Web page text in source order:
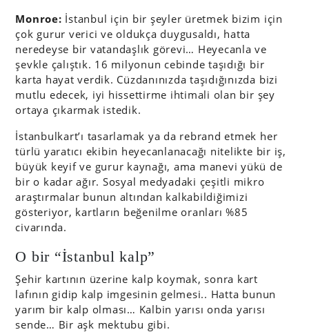
Monroe: İstanbul için bir şeyler üretmek bizim için
çok gurur verici ve oldukça duygusaldı, hatta
neredeyse bir vatandaşlık görevi… Heyecanla ve
şevkle çalıştık. 16 milyonun cebinde taşıdığı bir
karta hayat verdik. Cüzdanınızda taşıdığınızda bizi
mutlu edecek, iyi hissettirme ihtimali olan bir şey
ortaya çıkarmak istedik.
İstanbulkart’ı tasarlamak ya da rebrand etmek her
türlü yaratıcı ekibin heyecanlanacağı nitelikte bir iş,
büyük keyif ve gurur kaynağı, ama manevi yükü de
bir o kadar ağır. Sosyal medyadaki çeşitli mikro
araştırmalar bunun altından kalkabildiğimizi
gösteriyor, kartların beğenilme oranları %85
civarında.
O bir “İstanbul kalp”
Şehir kartının üzerine kalp koymak, sonra kart
lafının gidip kalp imgesinin gelmesi.. Hatta bunun
yarım bir kalp olması… Kalbin yarısı onda yarısı
sende… Bir aşk mektubu gibi.